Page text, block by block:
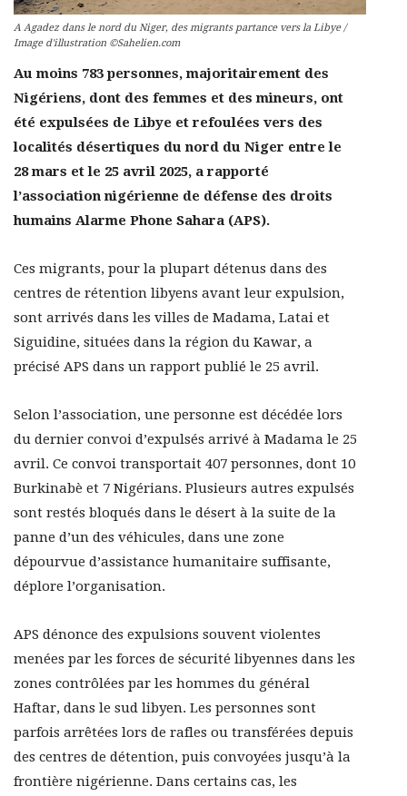
A Agadez dans le nord du Niger, des migrants partance vers la Libye /
Image d'illustration ©Sahelien.com
Au moins 783 personnes, majoritairement des
Nigériens, dont des femmes et des mineurs, ont
été expulsées de Libye et refoulées vers des
localités désertiques du nord du Niger entre le
28 mars et le 25 avril 2025, a rapporté
l’association nigérienne de défense des droits
humains Alarme Phone Sahara (APS).
Ces migrants, pour la plupart détenus dans des
centres de rétention libyens avant leur expulsion,
sont arrivés dans les villes de Madama, Latai et
Siguidine, situées dans la région du Kawar, a
précisé APS dans un rapport publié le 25 avril.
Selon l’association, une personne est décédée lors
du dernier convoi d’expulsés arrivé à Madama le 25
avril. Ce convoi transportait 407 personnes, dont 10
Burkinabè et 7 Nigérians. Plusieurs autres expulsés
sont restés bloqués dans le désert à la suite de la
panne d’un des véhicules, dans une zone
dépourvue d’assistance humanitaire suffisante,
déplore l’organisation.
APS dénonce des expulsions souvent violentes
menées par les forces de sécurité libyennes dans les
zones contrôlées par les hommes du général
Haftar, dans le sud libyen. Les personnes sont
parfois arrêtées lors de rafles ou transférées depuis
des centres de détention, puis convoyées jusqu’à la
frontière nigérienne. Dans certains cas, les